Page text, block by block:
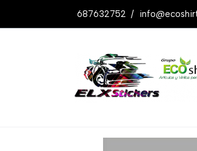
687632752 /
Productos Pegatina